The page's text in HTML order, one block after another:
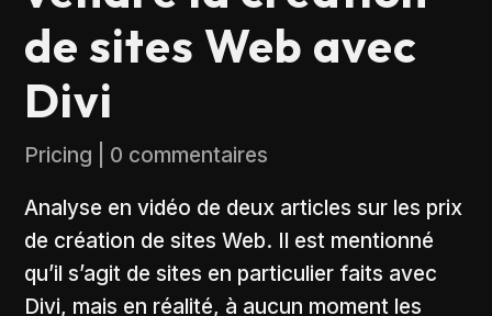
de sites Web avec
Divi
Pricing 0 commentaires
Analyse en vidéo de deux articles sur les prix
de création de sites Web. Il est mentionné
qu’il s’agit de sites en particulier faits avec
Divi, mais en réalité, à aucun moment les